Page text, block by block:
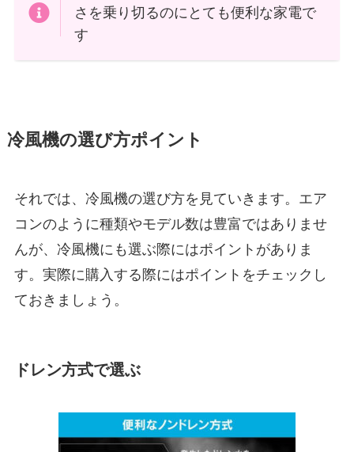
さを乗り切るのにとても便利な家電で
す
冷風機の選び方ポイント
それでは、冷風機の選び方を見ていきます。エア
コンのように種類やモデル数は豊富ではありませ
んが、冷風機にも選ぶ際にはポイントがありま
す。実際に購入する際にはポイントをチェックし
ておきましょう。
ドレン方式で選ぶ